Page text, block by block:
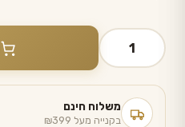
כמות
של
פוך
משלוח חינם
בקנייה מעל ₪399